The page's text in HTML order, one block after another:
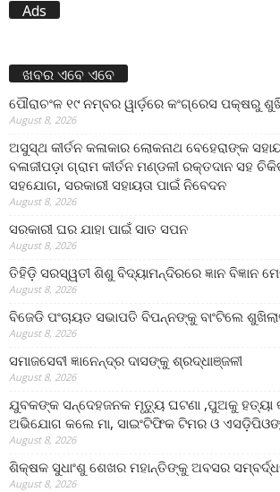
Ads
ଖବର ଏବେ ଏବେ
ପୌରାଚଂଳ ୧୯ ନମ୍ବର ୱାର୍ଡ଼ରେ କଂଗ୍ରେସ ପକ୍ଷରୁ
August 8, 2026
ଅସୁସ୍ଥ କୀର୍ତନ କଳାକାର ଲୋକନାଥ ବେହେରାଙ୍କ
ବଳାଜୀପଡ଼ା ଗ୍ରାମ କୀର୍ତନ ମଣ୍ଡଳୀ ରକ୍ତଦାନ ସହ
ସହଯୋଗ, ସରକାରୀ ସହାୟତା ପାଇଁ ନିବେଦନ
August 8, 2026
ସରକାରୀ ଘର ଯାହା ପାଇଁ ସାତ ସପନ
August 8, 2026
ତିହିଡି଼ ସରସ୍ୱତୀ ଶିଶୁ ବିଦ୍ୟାମନ୍ଦିରରେ ଜ୍ଞାନ ବିଜ୍ଞାନ
August 8, 2026
ବିଜେଡି ପଂଚାୟତ ସଭାପତି ବିପନ୍ନଙ୍କୁ ବାଂଟିଲେ
August 8, 2026
ସମାଜସେବୀ ଜ୍ଞାନେନ୍ଦ୍ର ଦାସଙ୍କୁ ଶ୍ରଦ୍ଧାଞ୍ଜଳୀ
August 8, 2026
ଯୁବକଙ୍କ ସନ୍ଦେହଜନକ ମୃତ୍ୟୁ ଘଟଣା ,ପୁଅକୁ ହତ୍ୟା
ଅଭିଯୋଗ କଲେ ମା, ସାଇଂଟିଫିକ ଟିମର ଓ
August 8, 2026
ଶିକ୍ଷକ ସୁଧାଂଶୁ ଶେଖର ମହାନ୍ତିଙ୍କୁ ଅବସର
August 8, 2026